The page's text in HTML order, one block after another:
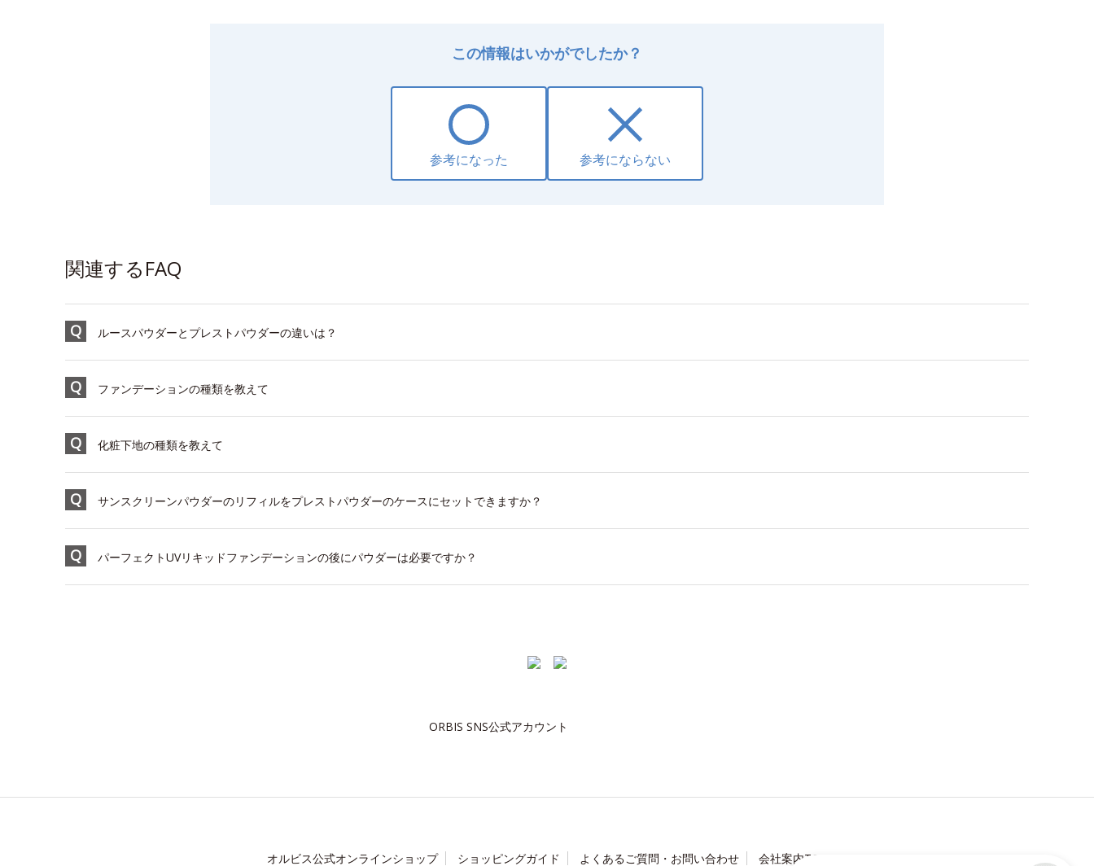
この情報はいかがでしたか？
参考になった 参考にならない
関連するFAQ
ルースパウダーとプレストパウダーの違いは？
ファンデーションの種類を教えて
化粧下地の種類を教えて
サンスクリーンパウダーのリフィルをプレストパウダーのケースにセットできますか？
パーフェクトUVリキッドファンデーションの後にパウダーは必要ですか？
ORBIS SNS公式アカウント
オルビス公式オンラインショップ ショッピングガイド よくあるご質問・お問い合わせ 会社案内TOP